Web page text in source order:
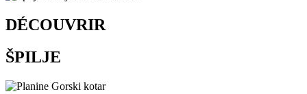
DÉCOUVRIR
ŠPILJE